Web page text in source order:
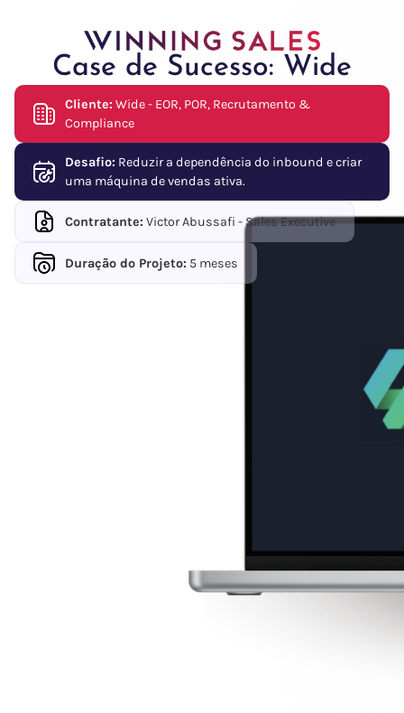
Case de Sucesso: Wide
Cliente: Wide - EOR, POR, Recrutamento &
Compliance
Desafio: Reduzir a dependência do inbound e criar
uma máquina de vendas ativa.
Contratante: Victor Abussafi - Sales Executive
Duração do Projeto: 5 meses